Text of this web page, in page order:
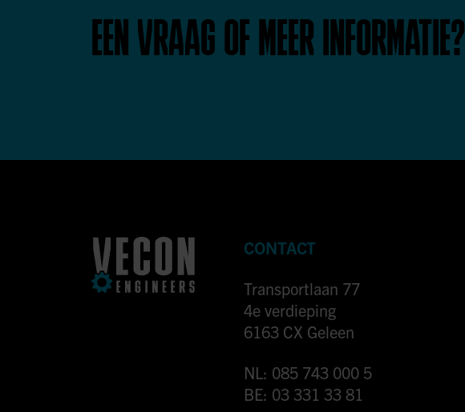
EEN VRAAG OF MEER INFORMATIE?
CONTACT
Transportlaan 77
4e verdieping
6163 CX Geleen
NL: 085 743 000 5
BE: 03 331 33 81